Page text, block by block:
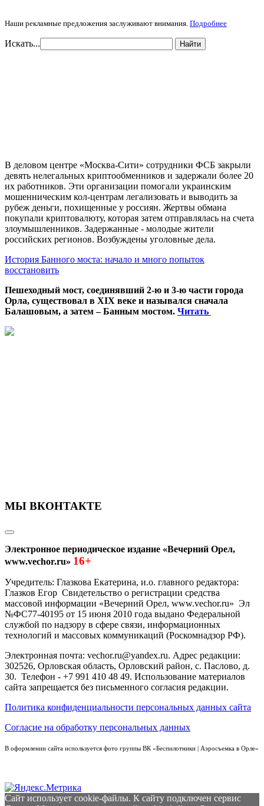
Наши рекламные предложения заслуживают внимания. Подробнее
Искать... Найти
В деловом центре «Москва-Сити» сотрудники ФСБ закрыли
девять нелегальных криптообменников и задержали более 20
их работников. Эти организации помогали украинским
мошенническим кол-центрам легализовать и выводить за
рубеж деньги, похищенные у россиян. Жертвы обмана
покупали криптовалюту, которая затем отправлялась на счета
злоумышленников. Задержанные - молодые жители
российских регионов. Возбуждены уголовные дела.
История Банного моста: начало и много попыток
восстановить
Пешеходный мост, соединявший 2-ю и 3-ю части города
Орла, существовал в XIX веке и назывался сначала
Балашовым, а затем – Банным мостом. Читать
МЫ ВКОНТАКТЕ
Электронное периодическое издание «Вечерний Орел,
www.vechor.ru» 16+
Учредитель: Глазкова Екатерина, и.о. главного редактора:
Глазков Егор Свидетельство о регистрации средства
массовой информации «Вечерний Орел, www.vechor.ru» Эл
№ФС77-40195 от 15 июня 2010 года выдано Федеральной
службой по надзору в сфере связи, информационных
технологий и массовых коммуникаций (Роскомнадзор РФ).
Электронная почта: vechor.ru@yandex.ru. Адрес редакции:
302526, Орловская область, Орловский район, с. Паслово, д.
30. Телефон - +7 991 410 48 49. Использование материалов
сайта запрещается без письменного согласия редакции.
Политика конфиденциальности персональных данных сайта
Согласие на обработку персональных данных
В оформлении сайта используется фото группы ВК «Беспилотники | Аэросъемка в Орле»
Сайт использует cookie-файлы. К cайту подключен сервис